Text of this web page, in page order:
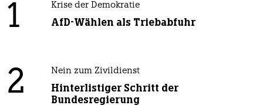
1 Krise der Demokratie
AfD-Wählen als Triebabfuhr
2 Nein zum Zivildienst
Hinterlistiger Schritt der
Bundesregierung